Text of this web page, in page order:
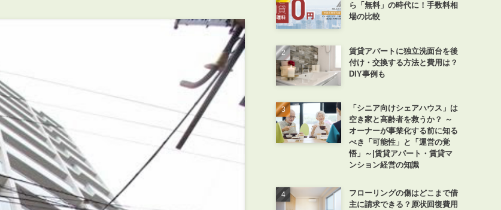
ら「無料」の時代に！手数料相
場の比較
賃貸アパートに独立洗面台を後
付け・交換する方法と費用は？
DIY事例も
「シニア向けシェアハウス」は
空き家と高齢者を救うか？ ～
オーナーが事業化する前に知る
べき「可能性」と「運営の覚
悟」～|賃貸アパート・賃貸マ
ンション経営の知識
フローリングの傷はどこまで借
主に請求できる？原状回復費用